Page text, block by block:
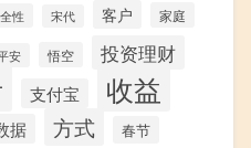
性 宋代 客户 家庭
安 悟空 投资理财
支付宝 收益
据 方式 春节